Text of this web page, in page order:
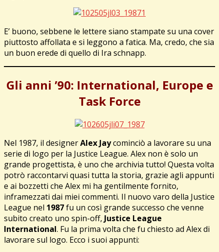
E’ buono, sebbene le lettere siano stampate su una cover
piuttosto affollata e si leggono a fatica. Ma, credo, che sia
un buon erede di quello di Ira schnapp.
Gli anni ’90: International, Europe e
Task Force
Nel 1987, il designerAlex Jaycominciò a lavorare su una
serie di logo per la Justice League. Alex non è solo un
grande progettista, è uno che archivia tutto! Questa volta
potrò raccontarvi quasi tutta la storia, grazie agli appunti
e ai bozzetti che Alex mi ha gentilmente fornito,
inframezzati dai miei commenti. Il nuovo varo della Justice
League nel 1987fu un così grande successo che venne
subito creato uno spin-off, Justice League
International. Fu la prima volta che fu chiesto ad Alex di
lavorare sul logo. Ecco i suoi appunti: